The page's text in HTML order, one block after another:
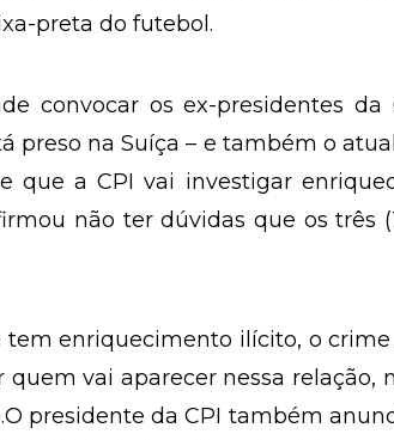
preta do futebol.
convocar os ex-presidentes da
preso na Suíça – e também o
que a CPI vai investigar
não ter dúvidas que os três
enriquecimento ilícito, o
vai aparecer nessa relação,
presidente da CPI também